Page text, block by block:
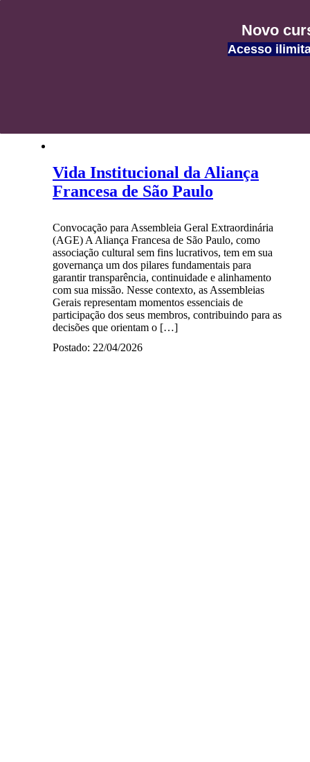
Novo
Acesso
Vida Institucional da Aliança
Francesa de São Paulo
Convocação para Assembleia Geral Extraordinária
(AGE) A Aliança Francesa de São Paulo, como
associação cultural sem fins lucrativos, tem em sua
governança um dos pilares fundamentais para
garantir transparência, continuidade e alinhamento
com sua missão. Nesse contexto, as Assembleias
Gerais representam momentos essenciais de
participação dos seus membros, contribuindo para as
decisões que orientam o […]
Postado: 22/04/2026